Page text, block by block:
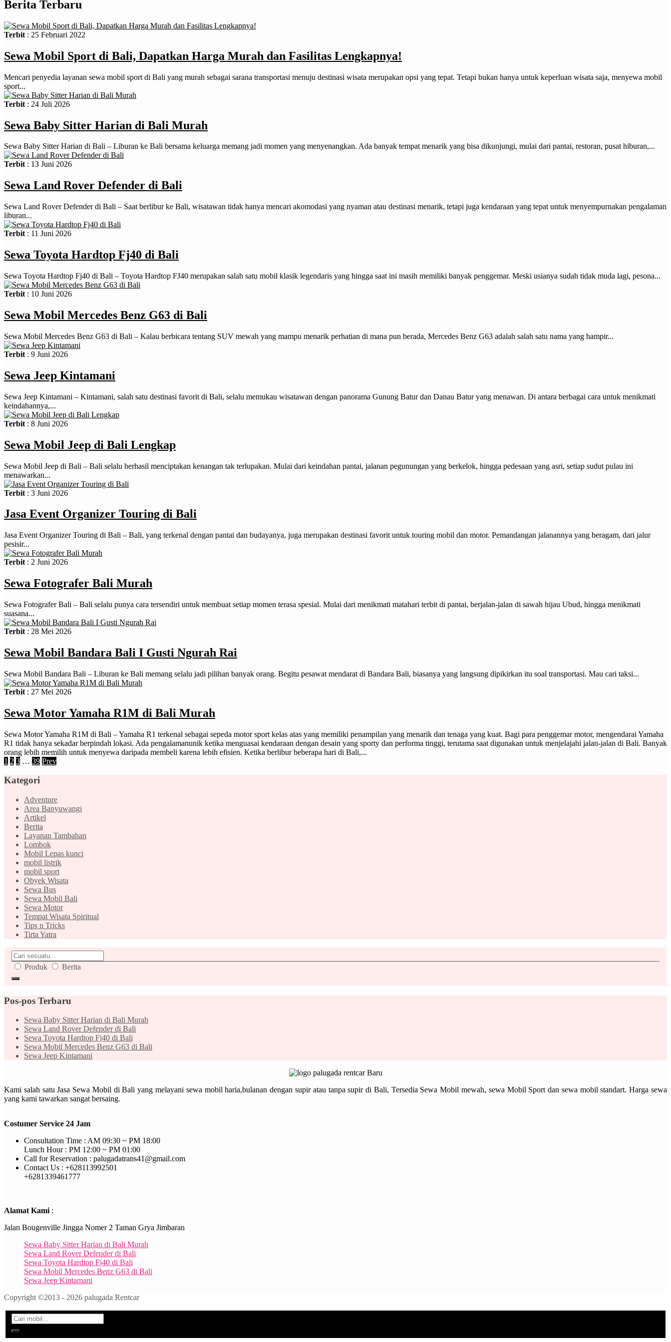
Berita Terbaru
Terbit : 25 Februari 2022
Sewa Mobil Sport di Bali, Dapatkan Harga Murah dan Fasilitas Lengkapnya!
Mencari penyedia layanan sewa mobil sport di Bali yang murah sebagai sarana transportasi menuju destinasi wisata merupakan opsi yang tepat. Tetapi bukan hanya untuk keperluan wisata saja, menyewa mobil
sport...
Terbit : 24 Juli 2026
Sewa Baby Sitter Harian di Bali Murah
Sewa Baby Sitter Harian di Bali – Liburan ke Bali bersama keluarga memang jadi momen yang menyenangkan. Ada banyak tempat menarik yang bisa dikunjungi, mulai dari pantai, restoran, pusat hiburan,...
Terbit: 13 Juni 2026
Sewa Land Rover Defender di Bali
Sewa Land Rover Defender di Bali – Saat berlibur ke Bali, wisatawan tidak hanya mencari akomodasi yang nyaman atau destinasi menarik, tetapi juga kendaraan yang tepat untuk menyempurnakan pengalaman
liburan...
Terbit : 11 Juni 2026
Sewa Toyota Hardtop Fj40 di Bali
Sewa Toyota Hardtop Fj40 di Bali – Toyota Hardtop FJ40 merupakan salah satu mobil klasik legendaris yang hingga saat ini masih memiliki banyak penggemar. Meski usianya sudah tidak muda lagi, pesona...
Terbit : 10 Juni 2026
Sewa Mobil Mercedes Benz G63 di Bali
Sewa Mobil Mercedes Benz G63 di Bali – Kalau berbicara tentang SUV mewah yang mampu menarik perhatian di mana pun berada, Mercedes Benz G63 adalah salah satu nama yang hampir...
Terbit : 9 Juni 2026
Sewa Jeep Kintamani
Sewa Jeep Kintamani – Kintamani, salah satu destinasi favorit di Bali, selalu memukau wisatawan dengan panorama Gunung Batur dan Danau Batur yang menawan. Di antara berbagai cara untuk menikmati
keindahannya,...
Terbit : 8 Juni 2026
Sewa Mobil Jeep di Bali Lengkap
Sewa Mobil Jeep di Bali – Bali selalu berhasil menciptakan kenangan tak terlupakan. Mulai dari keindahan pantai, jalanan pegunungan yang berkelok, hingga pedesaan yang asri, setiap sudut pulau ini
menawarkan...
Terbit : 3 Juni 2026
Jasa Event Organizer Touring di Bali
Jasa Event Organizer Touring di Bali – Bali, yang terkenal dengan pantai dan budayanya, juga merupakan destinasi favorit untuk touring mobil dan motor. Pemandangan jalanannya yang beragam, dari jalur
pesisir...
Terbit : 2 Juni 2026
Sewa Fotografer Bali Murah
Sewa Fotografer Bali – Bali selalu punya cara tersendiri untuk membuat setiap momen terasa spesial. Mulai dari menikmati matahari terbit di pantai, berjalan-jalan di sawah hijau Ubud, hingga menikmati
suasana...
Terbit : 28 Mei 2026
Sewa Mobil Bandara Bali I Gusti Ngurah Rai
Sewa Mobil Bandara Bali – Liburan ke Bali memang selalu jadi pilihan banyak orang. Begitu pesawat mendarat di Bandara Bali, biasanya yang langsung dipikirkan itu soal transportasi. Mau cari taksi...
Terbit : 27 Mei 2026
Sewa Motor Yamaha R1M di Bali Murah
Sewa Motor Yamaha R1M di Bali – Yamaha R1 terkenal sebagai sepeda motor sport kelas atas yang memiliki penampilan yang menarik dan tenaga yang kuat. Bagi para penggemar motor, mengendarai Yamaha
R1 tidak hanya sekadar berpindah lokasi. Ada pengalamanunik ketika menguasai kendaraan dengan desain yang sporty dan performa tinggi, terutama saat digunakan untuk menjelajahi jalan-jalan di Bali. Banyak
orang lebih memilih untuk menyewa daripada membeli karena lebih efisien. Ketika berlibur beberapa hari di Bali,...
1 2 3 … 39 Prev
Kategori
Adventure
Area Banyuwangi
Artikel
Berita
Layanan Tambahan
Lombok
Mobil Lepas kunci
mobil listrik
mobil sport
Obyek Wisata
Sewa Bus
Sewa Mobil Bali
Sewa Motor
Tempat Wisata Spiritual
Tips n Tricks
Tirta Yatra
Produk Berita
Pos-pos Terbaru
Sewa Baby Sitter Harian di Bali Murah
Sewa Land Rover Defender di Bali
Sewa Toyota Hardtop Fj40 di Bali
Sewa Mobil Mercedes Benz G63 di Bali
Sewa Jeep Kintamani
Kami salah satu Jasa Sewa Mobil di Bali yang melayani sewa mobil haria,bulanan dengan supir atau tanpa supir di Bali, Tersedia Sewa Mobil mewah, sewa Mobil Sport dan sewa mobil standart. Harga sewa
yang kami tawarkan sangat bersaing.
Costumer Service 24 Jam
Consultation Time : AM 09:30 ~ PM 18:00
Lunch Hour : PM 12:00 ~ PM 01:00
Call for Reservation : palugadatrans41@gmail.com
Contact Us : +628113992501
+6281339461777
Alamat Kami :
Jalan Bougenville Jingga Nomer 2 Taman Grya Jimbaran
Sewa Baby Sitter Harian di Bali Murah
Sewa Land Rover Defender di Bali
Sewa Toyota Hardtop Fj40 di Bali
Sewa Mobil Mercedes Benz G63 di Bali
Sewa Jeep Kintamani
Copyright ©2013 - 2026 palugada Rentcar